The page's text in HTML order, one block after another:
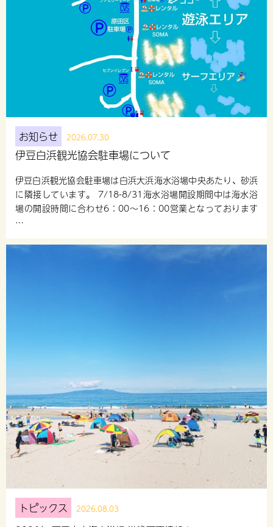
お知らせ 2026.07.30
伊豆白浜観光協会駐車場について
伊豆白浜観光協会駐車場は白浜大浜海水浴場中央あたり、砂浜
に隣接しています。 7/18-8/31海水浴場開設期間中は海水浴
場の開設時間に合わせ6：00～16：00営業となっております
…
トピックス 2026.08.03